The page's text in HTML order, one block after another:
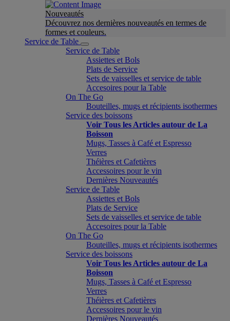
Nouveautés
Découvrez nos dernières nouveautés en termes de
formes et couleurs.
Service de Table
Service de Table
Assiettes et Bols
Plats de Service
Sets de vaisselles et service de table
Accesoires pour la Table
On The Go
Bouteilles, mugs et récipients isothermes
Service des boissons
Voir Tous les Articles autour de La
Boisson
Mugs, Tasses à Café et Espresso
Verres
Théières et Cafetières
Accessoires pour le vin
Dernières Nouveautés
Service de Table
Assiettes et Bols
Plats de Service
Sets de vaisselles et service de table
Accesoires pour la Table
On The Go
Bouteilles, mugs et récipients isothermes
Service des boissons
Voir Tous les Articles autour de La
Boisson
Mugs, Tasses à Café et Espresso
Verres
Théières et Cafetières
Accessoires pour le vin
Dernières Nouveautés